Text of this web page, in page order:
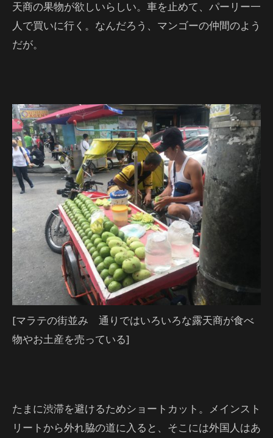
天商の果物が欲しいらしい。車を止めて、パーリー一
人で買いに行く。なんだろう、マンゴーの仲間のよう
だが。
[マラテの街並み 通りではいろいろな露天商が食べ
物やお土産を売っている]
たまに渋滞を避けるためショートカット。メインスト
リートから外れ脇の道に入ると、そこには外国人はあ